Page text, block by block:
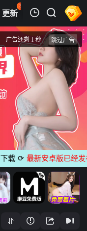
更新
37
热榜 APP
1
⟳ 最新安卓版已经发布无